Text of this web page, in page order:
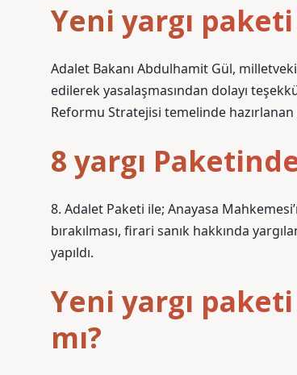
Yeni yargı
Adalet Bakanı Abdulhamit Gül,
edilerek yasalaşmasından dolayı
Reformu Stratejisi temelinde
8 yargı
8. Adalet Paketi ile; Anayasa
bırakılması, firari sanık hakkında
yapıldı.
Yeni yargı
mı?